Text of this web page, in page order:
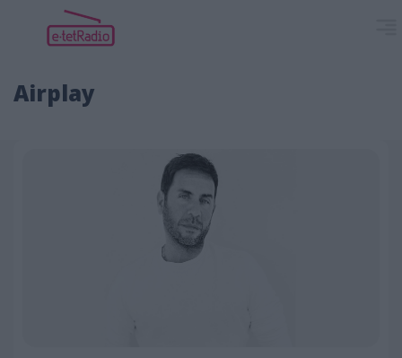
Airplay